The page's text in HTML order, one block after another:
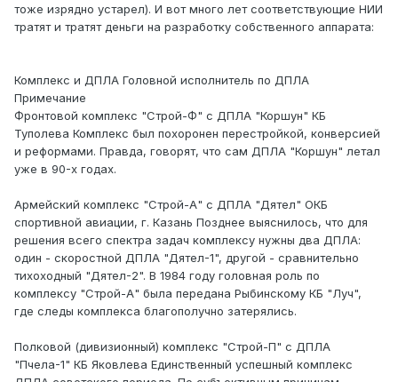
тоже изрядно устарел). И вот много лет соответствующие НИИ
тратят и тратят деньги на разработку собственного аппарата:
Комплекс и ДПЛА Головной исполнитель по ДПЛА
Примечание
Фронтовой комплекс "Строй-Ф" с ДПЛА "Коршун" КБ
Туполева Комплекс был похоронен перестройкой, конверсией
и реформами. Правда, говорят, что сам ДПЛА "Коршун" летал
уже в 90-х годах.
Армейский комплекс "Строй-А" с ДПЛА "Дятел" ОКБ
спортивной авиации, г. Казань Позднее выяснилось, что для
решения всего спектра задач комплексу нужны два ДПЛА:
один - скоростной ДПЛА "Дятел-1", другой - сравнительно
тихоходный "Дятел-2". В 1984 году головная роль по
комплексу "Строй-А" была передана Рыбинскому КБ "Луч",
где следы комплекса благополучно затерялись.
Полковой (дивизионный) комплекс "Строй-П" с ДПЛА
"Пчела-1" КБ Яковлева Единственный успешный комплекс